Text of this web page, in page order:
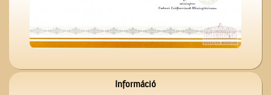
székháza
Információ